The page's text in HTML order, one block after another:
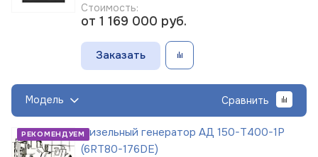
Стоимость:
от 1 169 000 руб.
Заказать
Модель Сравнить
РЕКОМЕНДУЕМДизельный генератор АД 150-Т400-1Р
(6RT80-176DE)